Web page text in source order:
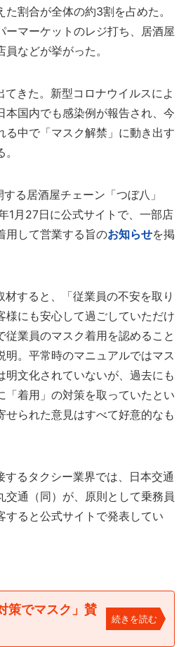
割合が全体の約3割を占めた。
ーマーケットのレジ打ち、居酒屋
などが挙がった。
きた。新型コロナウイルスによ
本国内でも感染例が報告され、今
る中で「マスク解禁」に動き出す
る居酒屋チェーン「つぼ八」
1月27日に公式サイトで、一部店
用して営業する旨のお知らせを掲
すると、「従業員の不安を取り
様にも安心して過ごしていただけ
従業員のマスク着用を認めること
明。平常時のマニュアルではマス
明文化されていないが、過去にも
「着用」の対策を取っていたとい
せられた意見はすべて好意的なも
るタクシー業界では、日本交通
交通（同）が、原則として乗務員
すると公式サイトで発表してい
策でマスク」賛
続きを読む